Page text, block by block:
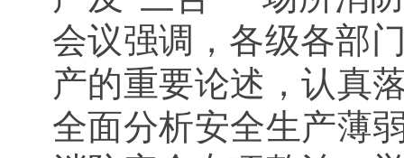
会议强调，各级各部
产的重要论述，认真
全面分析安全生产薄